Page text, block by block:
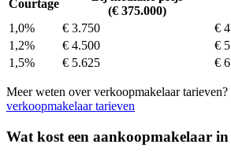
Courtage
(€ 375.000)
1,0%
€ 3.750
€
1,2%
€ 4.500
€
1,5%
€ 5.625 €
Meer weten over verkoopmakelaar tarieven?
verkoopmakelaar tarieven
Wat kost een aankoopmakelaar